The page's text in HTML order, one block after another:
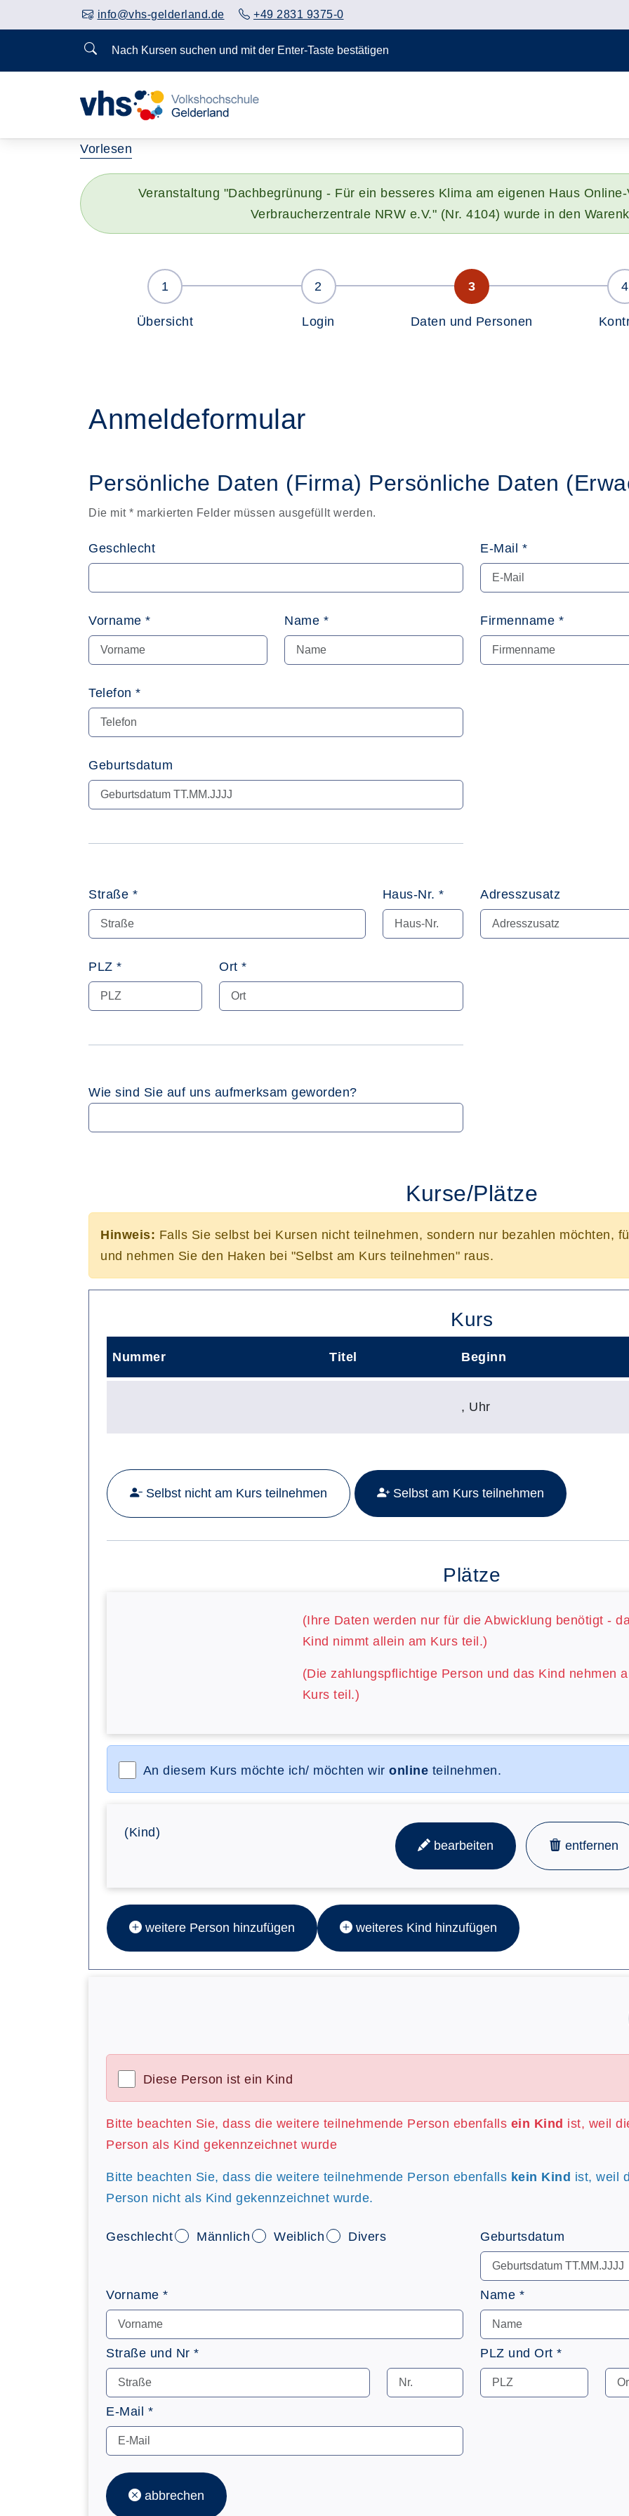
info@vhs-gelderland.de +49 2831 9375-0
Nach Kursen suchen und mit der Enter-Taste bestätigen
Vorlesen
Veranstaltung "Dachbegrünung - Für ein besseres Klima am eigenen Haus
Verbraucherzentrale NRW e.V." (Nr. 4104) wurde in den
Übersicht Login Daten und Personen
Anmeldeformular
Persönliche Daten (Firma) Persönliche Daten
Die mit * markierten Felder müssen ausgefüllt werden.
Geschlecht E-Mail *
Vorname * Name * Firmenname *
Telefon *
Geburtsdatum
Straße * Haus-Nr. * Adresszusatz
PLZ * Ort *
Wie sind Sie auf uns aufmerksam geworden?
Kurse/Plätze
Hinweis: Falls Sie selbst bei Kursen nicht teilnehmen, sondern nur bezahlen möchten,
und nehmen Sie den Haken bei "Selbst am Kurs teilnehmen" raus.
Kurs
Nummer Titel Beginn
Mehr Details zu folgendem Kurs aufrufen:
, Uhr
Selbst nicht am Kurs teilnehmen Selbst am Kurs teilnehmen
Plätze
(Ihre Daten werden nur für die Abwicklung benötigt -
Kind nimmt allein am Kurs teil.)
(Die zahlungspflichtige Person und das Kind nehmen
Kurs teil.)
An diesem Kurs möchte ich/ möchten wir online teilnehmen.
(Kind)
bearbeiten
entfernen
weitere Person hinzufügen
weiteres Kind hinzufügen
Diese Person ist ein Kind
Bitte beachten Sie, dass die weitere teilnehmende Person ebenfalls ein Kind ist, weil
Person als Kind gekennzeichnet wurde
Bitte beachten Sie, dass die weitere teilnehmende Person ebenfalls kein Kind ist, weil
Person nicht als Kind gekennzeichnet wurde.
Geschlecht Männlich Weiblich Divers Geburtsdatum
Vorname * Name *
Straße und Nr * PLZ und Ort *
E-Mail *
abbrechen